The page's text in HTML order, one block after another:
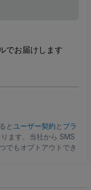
でお届けします
と ユーザー契約と プラ
ます。当社から SMS
でもオプトアウトでき